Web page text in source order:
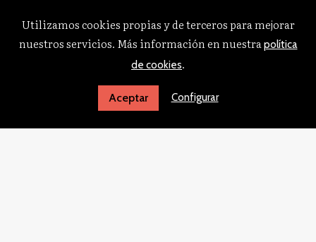
Utilizamos cookies propias y de terceros para mejorar
nuestros servicios. Más información en nuestrapolítica
de cookies.
Aceptar Configurar